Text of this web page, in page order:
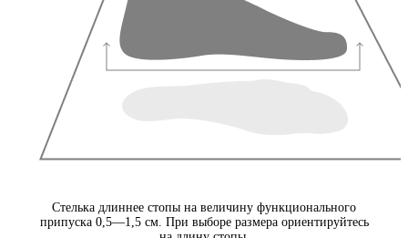
Стелька длиннее стопы на величину функционального
припуска 0,5—1,5 см. При выборе размера ориентируйтесь